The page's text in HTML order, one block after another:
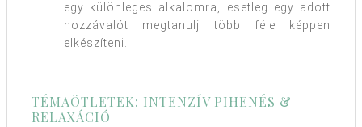
egy különleges alkalomra, esetleg egy adott
hozzávalót megtanulj több féle képpen
elkészíteni.
TÉMAÖTLETEK: INTENZÍV PIHENÉS &
RELAXÁCIÓ